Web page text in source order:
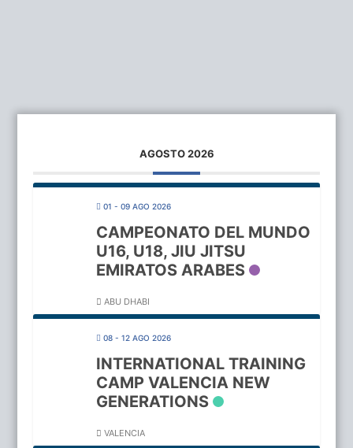
AGOSTO 2026
01 - 09 AGO 2026
CAMPEONATO DEL MUNDO
U16, U18, JIU JITSU
EMIRATOS ARABES
ABU DHABI
08 - 12 AGO 2026
INTERNATIONAL TRAINING
CAMP VALENCIA NEW
GENERATIONS
VALENCIA